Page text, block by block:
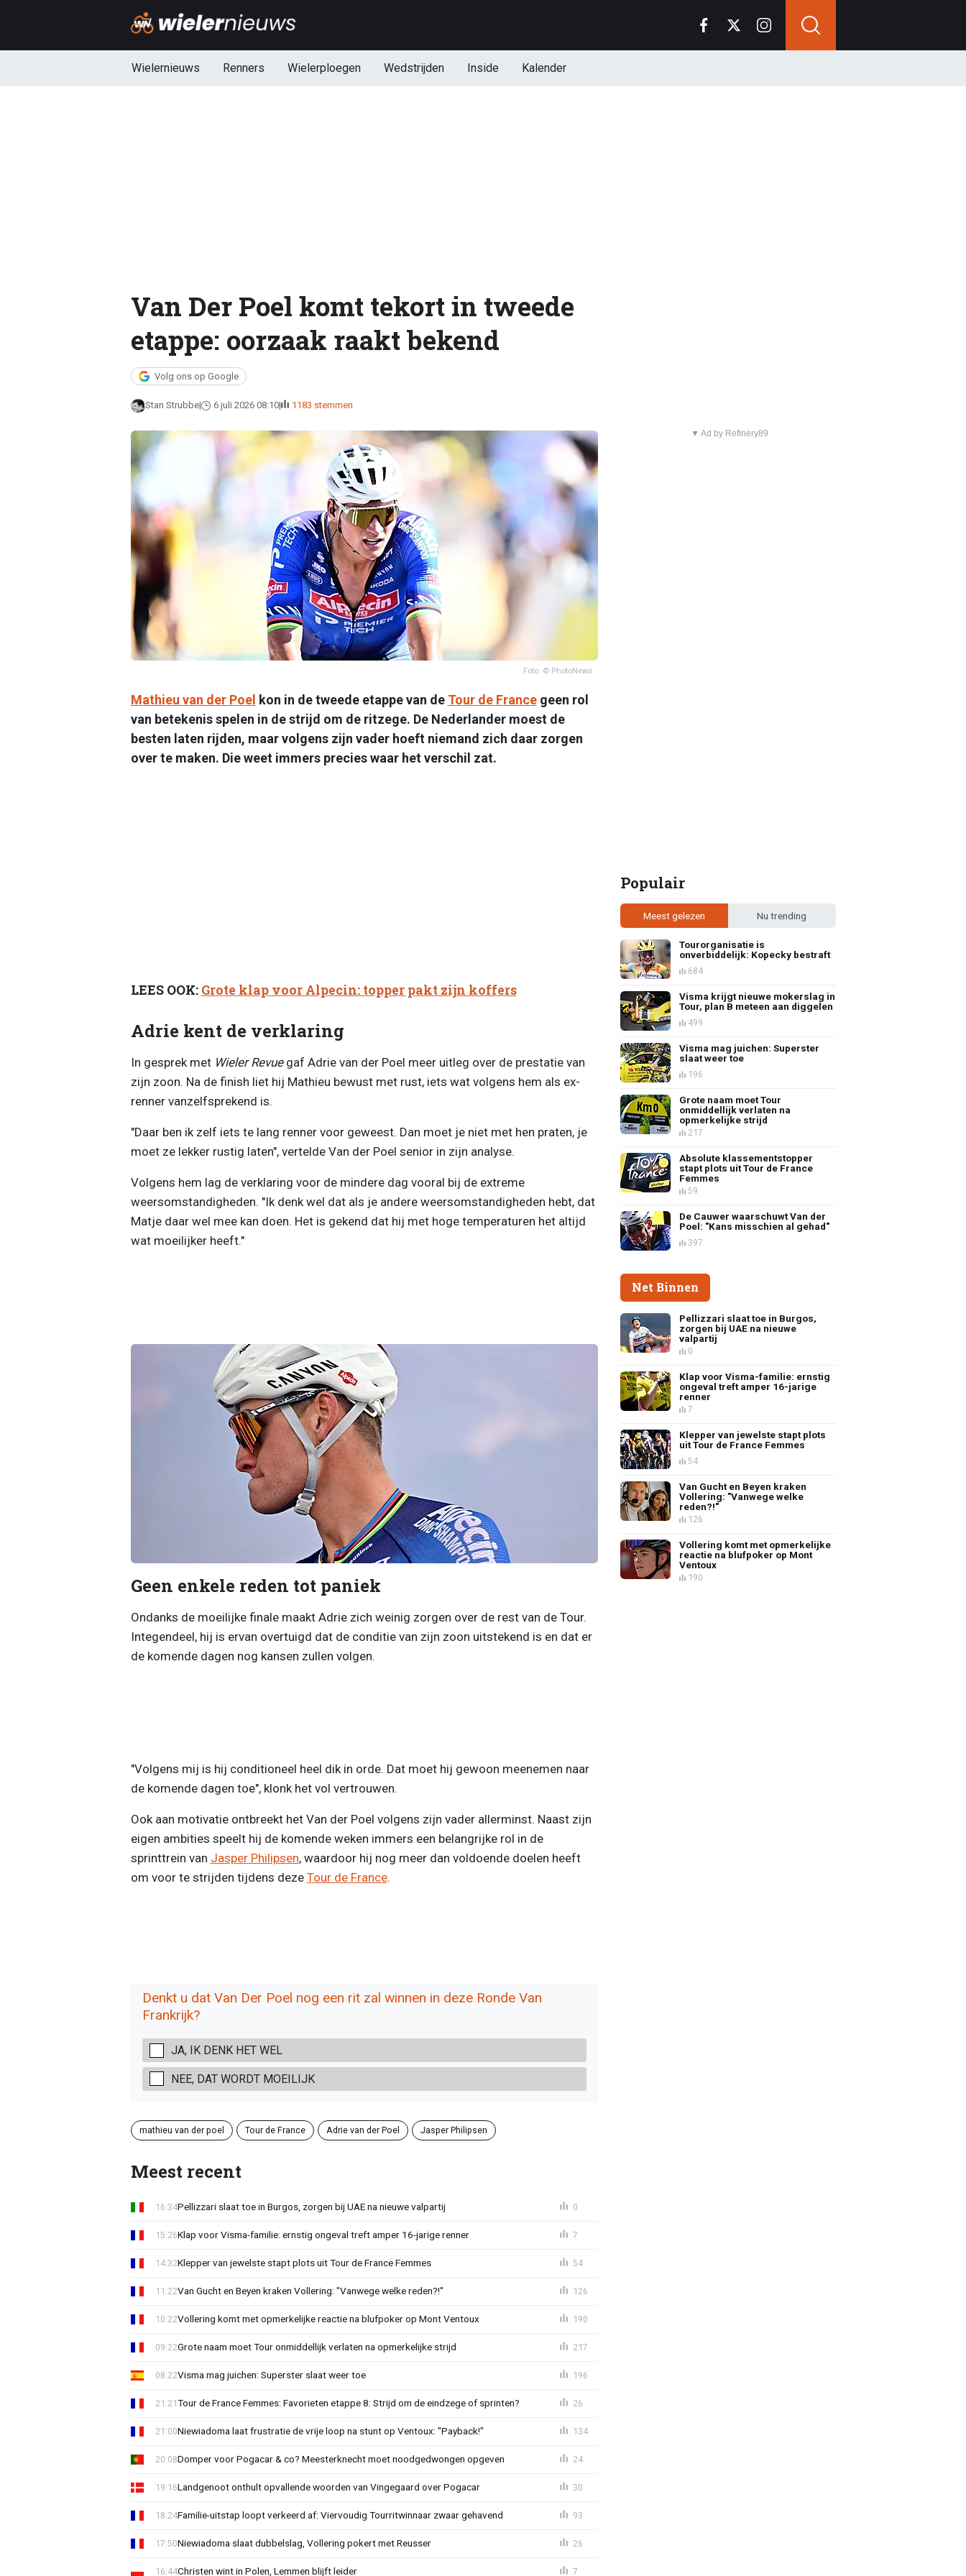
Wielernieuws Renners Wielerploegen Wedstrijden Inside Kalender
Van Der Poel komt tekort in tweede
etappe: oorzaak raakt bekend
Volg ons op Google
Stan Strubbe 6 juli 2026 08:10 1183 stemmen
Foto: © PhotoNews
Mathieu van der Poel kon in de tweede etappe van de Tour de Francegeen rol
van betekenis spelen in de strijd om de ritzege. De Nederlander moest de
besten laten rijden, maar volgens zijn vader hoeft niemand zich daar zorgen
over te maken. Die weet immers precies waar het verschil zat.
LEES OOK: Grote klap voor Alpecin: topper pakt zijn koffers
Adrie kent de verklaring
In gesprek met Wieler Revuegaf Adrie van der Poel meer uitleg over de prestatie van
zijn zoon. Na de finish liet hij Mathieu bewust met rust, iets wat volgens hem als ex-
renner vanzelfsprekend is.
"Daar ben ik zelf iets te lang renner voor geweest. Dan moet je niet met hen praten, je
moet ze lekker rustig laten", vertelde Van der Poel senior in zijn analyse.
Volgens hem lag de verklaring voor de mindere dag vooral bij de extreme
weersomstandigheden. "Ik denk wel dat als je andere weersomstandigheden hebt, dat
Matje daar wel mee kan doen. Het is gekend dat hij met hoge temperaturen het altijd
wat moeilijker heeft."
Geen enkele reden tot paniek
Ondanks de moeilijke finale maakt Adrie zich weinig zorgen over de rest van de Tour.
Integendeel, hij is ervan overtuigd dat de conditie van zijn zoon uitstekend is en dat er
de komende dagen nog kansen zullen volgen.
"Volgens mij is hij conditioneel heel dik in orde. Dat moet hij gewoon meenemen naar
de komende dagen toe", klonk het vol vertrouwen.
Ook aan motivatie ontbreekt het Van der Poel volgens zijn vader allerminst. Naast zijn
eigen ambities speelt hij de komende weken immers een belangrijke rol in de
sprinttrein van Jasper Philipsen, waardoor hij nog meer dan voldoende doelen heeft
om voor te strijden tijdens deze Tour de France.
Denkt u dat Van Der Poel nog een rit zal winnen in deze Ronde Van
Frankrijk?
JA, IK DENK HET WEL
NEE, DAT WORDT MOEILIJK
mathieu van der poel Tour de France Adrie van der Poel Jasper Philipsen
Meest recent
Pellizzari slaat toe in Burgos, zorgen bij UAE na nieuwe valpartij
16:34 0
Klap voor Visma-familie: ernstig ongeval treft amper 16-jarige renner
15:26 7
Klepper van jewelste stapt plots uit Tour de France Femmes
14:32 54
Van Gucht en Beyen kraken Vollering: "Vanwege welke reden?!"
11:22 126
Vollering komt met opmerkelijke reactie na blufpoker op Mont Ventoux
10:22 190
Grote naam moet Tour onmiddellijk verlaten na opmerkelijke strijd
09:22 217
Visma mag juichen: Superster slaat weer toe
08:22 196
Tour de France Femmes: Favorieten etappe 8: Strijd om de eindzege of sprinten?
21:21 26
Niewiadoma laat frustratie de vrije loop na stunt op Ventoux: "Payback!"
21:00 134
Domper voor Pogacar & co? Meesterknecht moet noodgedwongen opgeven
20:08 24
Landgenoot onthult opvallende woorden van Vingegaard over Pogacar
19:16 30
Familie-uitstap loopt verkeerd af: Viervoudig Tourritwinnaar zwaar gehavend
18:24 93
Niewiadoma slaat dubbelslag, Vollering pokert met Reusser
17:50 26
Christen wint in Polen, Lemmen blijft leider
16:44 7
▼ Ad by Refinery89
Populair
Meest gelezen Nu trending
Tourorganisatie is
onverbiddelijk: Kopecky bestraft
684
Visma krijgt nieuwe mokerslag in
Tour, plan B meteen aan diggelen
499
Visma mag juichen: Superster
slaat weer toe
196
Grote naam moet Tour
onmiddellijk verlaten na
opmerkelijke strijd
217
Absolute klassementstopper
stapt plots uit Tour de France
Femmes
59
De Cauwer waarschuwt Van der
Poel: "Kans misschien al gehad"
397
Net Binnen
Pellizzari slaat toe in Burgos,
zorgen bij UAE na nieuwe
valpartij
0
Klap voor Visma-familie: ernstig
ongeval treft amper 16-jarige
renner
7
Klepper van jewelste stapt plots
uit Tour de France Femmes
54
Van Gucht en Beyen kraken
Vollering: "Vanwege welke
reden?!"
126
Vollering komt met opmerkelijke
reactie na blufpoker op Mont
Ventoux
190